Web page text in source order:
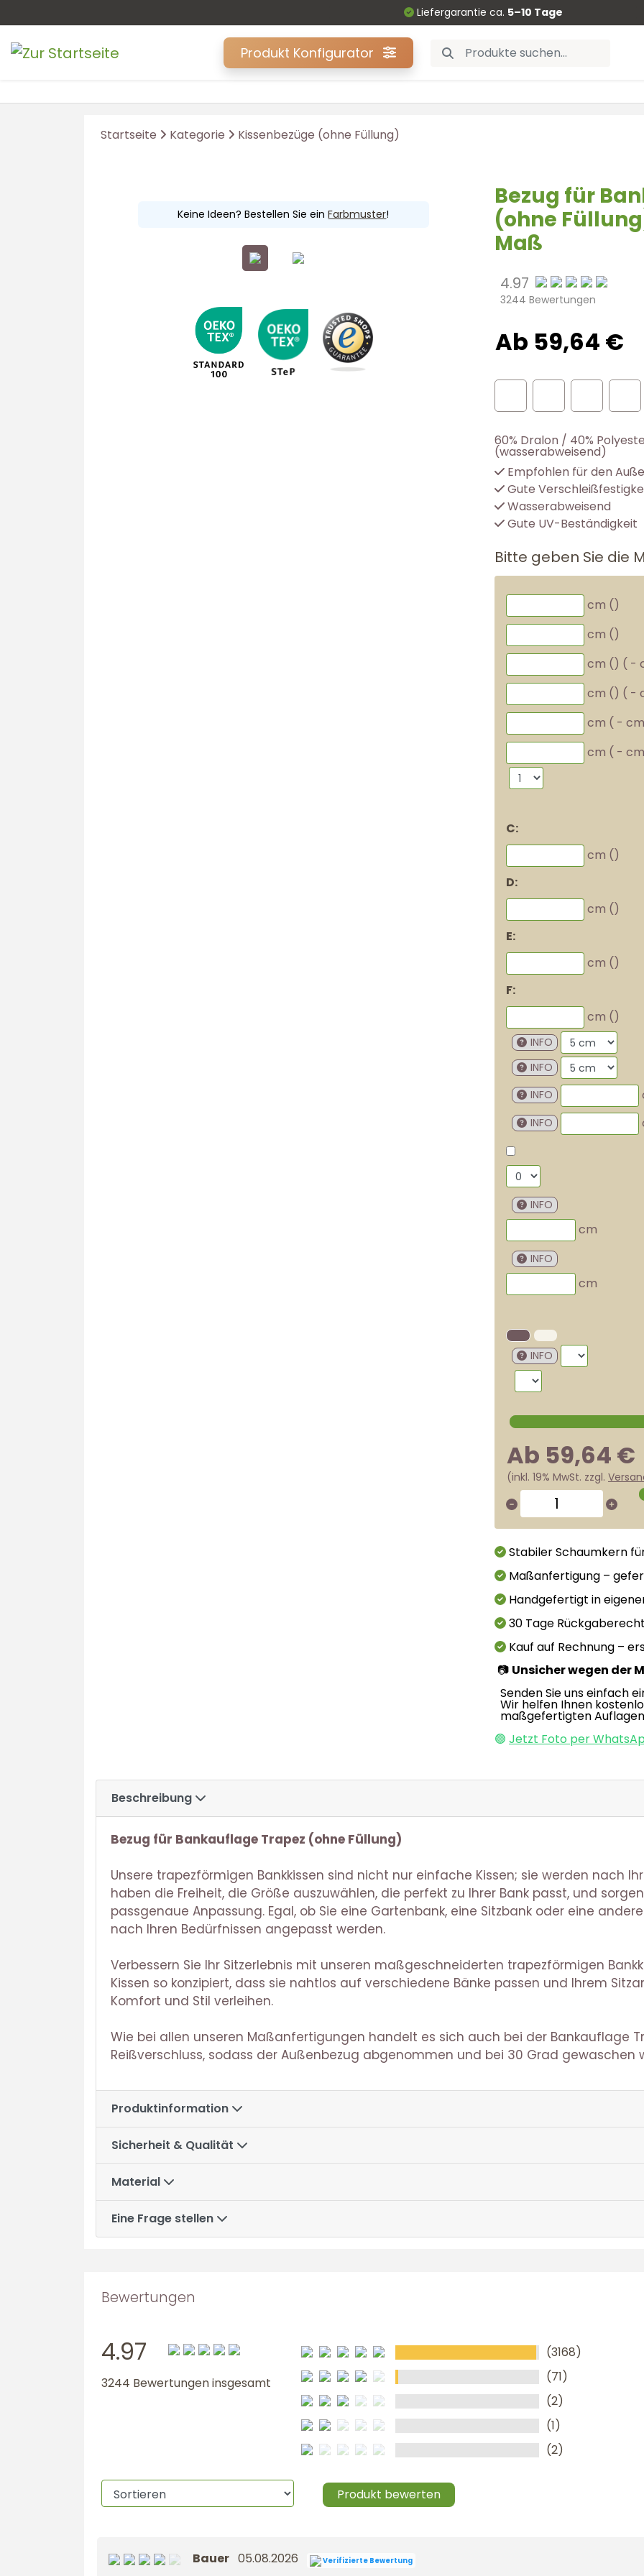
Liefergarantie ca. 5–10 Tage
Produkt Konfigurator
Startseite Kategorie Kissenbezüge (ohne Füllung)
Keine Ideen? Bestellen Sie einFarbmuster!
Bezug für
(ohne
Maß
4.97
3244 Bewertungen
Ab 59,64 €
60% Dralon / 40%
(wasserabweisend)
Empfohlen für den
Gute
Wasserabweisend
Gute UV-Beständigkeit
Bitte geben Sie die
cm ()
cm ()
cm () ( -
cm () ( -
cm ( -
cm ( -
C:
cm ()
D:
cm ()
E:
cm ()
F:
cm ()
INFO
INFO
INFO
INFO
INFO
cm
INFO
cm
INFO
Ab 59,64 €
(inkl. 19% MwSt. zzgl.
Stabiler Schaumkern
Maßanfertigung –
Handgefertigt in
30 Tage Rückgaberecht
Kauf auf Rechnung –
📷 Unsicher wegen der
Senden Sie uns einfach
Wir helfen Ihnen
maßgefertigten
🟢 Jetzt Foto per
Beschreibung
Bezug für Bankauflage Trapez (ohne Füllung)
Unsere trapezförmigen Bankkissen sind nicht nur einfache Kissen; sie werden nach
haben die Freiheit, die Größe auszuwählen, die perfekt zu Ihrer Bank passt, und
passgenaue Anpassung. Egal, ob Sie eine Gartenbank, eine Sitzbank oder eine
nach Ihren Bedürfnissen angepasst werden.
Verbessern Sie Ihr Sitzerlebnis mit unseren maßgeschneiderten trapezförmigen
Kissen so konzipiert, dass sie nahtlos auf verschiedene Bänke passen und Ihrem
Komfort und Stil verleihen.
Wie bei allen unseren Maßanfertigungen handelt es sich auch bei der Bankauflage
Reißverschluss, sodass der Außenbezug abgenommen und bei 30 Grad gewaschen
Produktinformation
Sicherheit & Qualität
Material
Eine Frage stellen
Bewertungen
4.97
3244 Bewertungen insgesamt
(3168)
(71)
(2)
(1)
(2)
Produkt bewerten
Bauer 05.08.2026 Verifizierte Bewertung